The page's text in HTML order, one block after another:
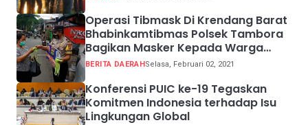
Operasi Tibmask Di Krendang Barat
Bhabinkamtibmas Polsek Tambora
Bagikan Masker Kepada Warga
Pelanggar Prokes
BERITA DAERAHSelasa, Februari 02, 2021
Konferensi PUIC ke-19 Tegaskan
Komitmen Indonesia terhadap Isu
Lingkungan Global